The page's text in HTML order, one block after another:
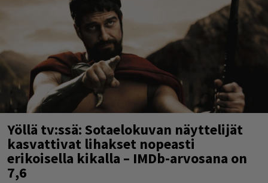
Yöllä tv:ssä: Sotaelokuvan näyttelijät
kasvattivat lihakset nopeasti
erikoisella kikalla – IMDb-arvosana on
7,6